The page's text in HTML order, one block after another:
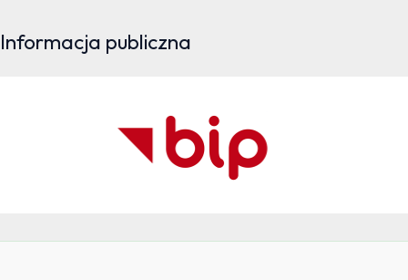
Informacja publiczna